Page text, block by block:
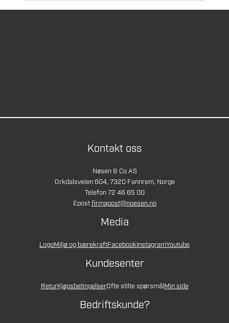
Kontakt oss
Nøsen & Co AS
Orkdalsveien 604, 7320 Fannrem, Norge
Telefon 72 46 65 00
Epostfirmapost@noesen.no
Media
LogoMiljø og bærekraftFacebookInstagramYoutube
Kundesenter
ReturKjøpsbetingelserOfte stilte spørsmålMin side
Bedriftskunde?